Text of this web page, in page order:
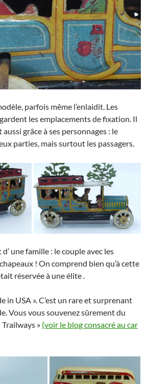
parfois même l’enlaidit. Les
les emplacements de fixation. Il
grâce à ses personnages : le
parties, mais surtout les passagers.
une famille : le couple avec les
! On comprend bien qu’à cette
réservée à une élite .
in USA ». C’est un rare et surprenant
Vous vous souvenez sûrement du
» (voir le blog consacré au car